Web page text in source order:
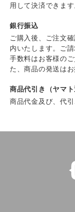
用して決済できます
銀行振込
ご購入後、ご注文
内いたします。ご
手数料はお客様の
た、商品の発送は
商品代引き（ヤマト
商品代金及び、代